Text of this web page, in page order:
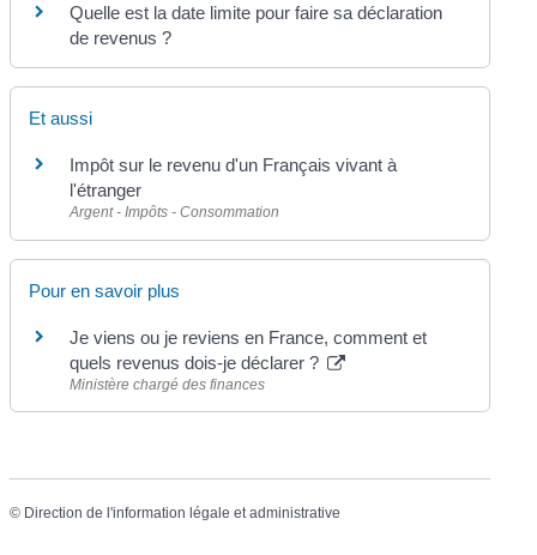
Quelle est la date limite pour faire sa déclaration
de revenus ?
Et aussi
Impôt sur le revenu d'un Français vivant à
l'étranger
Argent - Impôts - Consommation
Pour en savoir plus
Je viens ou je reviens en France, comment et
quels revenus dois-je déclarer ?
Ministère chargé des finances
© Direction de l'information légale et administrative